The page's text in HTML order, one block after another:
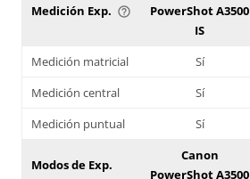
Medición Exp. help_outline
PowerShot A3500
IS
Medición matricial Sí
Medición central
Sí
Medición puntual
Sí
Modos de Exp.
Canon
PowerShot A3500